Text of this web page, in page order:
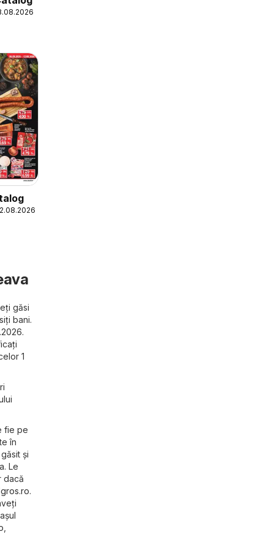
găsi
bani.
1
fie pe
în
și
Le
dacă
.